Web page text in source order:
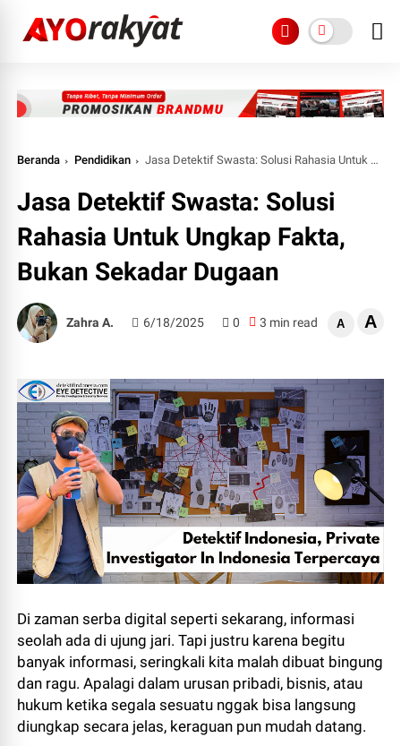
Beranda Pendidikan Jasa Detektif Swasta: Solusi Rahasia Untuk Ungkap Fakta, Bukan Sekadar Dugaan
Jasa Detektif Swasta: Solusi
Rahasia Untuk Ungkap Fakta,
Bukan Sekadar Dugaan
Zahra A. 6/18/2025 0 3 min read A A
Di zaman serba digital seperti sekarang, informasi
seolah ada di ujung jari. Tapi justru karena begitu
banyak informasi, seringkali kita malah dibuat bingung
dan ragu. Apalagi dalam urusan pribadi, bisnis, atau
hukum ketika segala sesuatu nggak bisa langsung
diungkap secara jelas, keraguan pun mudah datang.